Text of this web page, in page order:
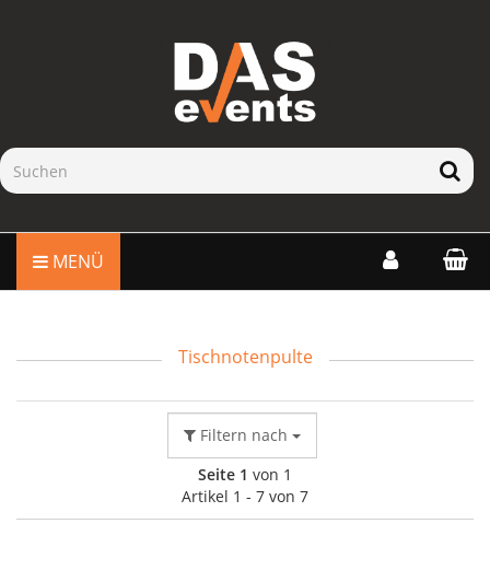
MENÜ
Tischnotenpulte
Filtern nach
Seite 1 von 1
Artikel 1 - 7 von 7